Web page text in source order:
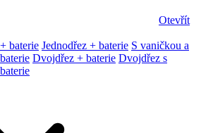
Otevřít
baterie Jednodřez + baterie S vaničkou a
Dvojdřez + baterie Dvojdřez s